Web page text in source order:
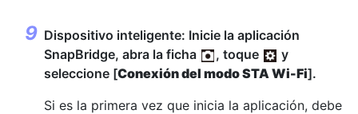
Dispositivo inteligente: Inicie la aplicación
SnapBridge, abra la ficha
, toque
y
seleccione [Conexión del modo STA Wi-Fi].
Si es la primera vez que inicia la aplicación, debe